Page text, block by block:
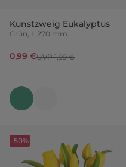
Kunstzweig Eukalyptus
Grün, L 270 mm
0,99 €UVP 1,99 €
-50%